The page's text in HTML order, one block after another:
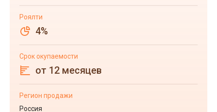
Роялти
4%
Срок окупаемости
от 12 месяцев
Регион продажи
Россия